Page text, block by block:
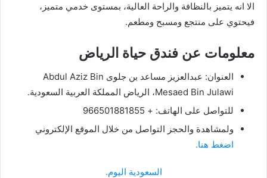
الا انه يتميز بالنظافة والراحة العالية، بمستوى خدمي متميز،
فيحتوي على منتجع ومسبح ومطعم.
معلومات عن فندق حياة الرياض
العنوان: عبدالعزيز مساعد بن جلوى Abdul Aziz Bin
Mesaed Bin Julawi، الرياض المملكة العربية السعودية.
للتواصل على الهاتف: + 966501881855
ولمشاهدة والحجز التواصل من خلال الموقع الإلكتروني
اضغط هنا.
السعودية اليوم.